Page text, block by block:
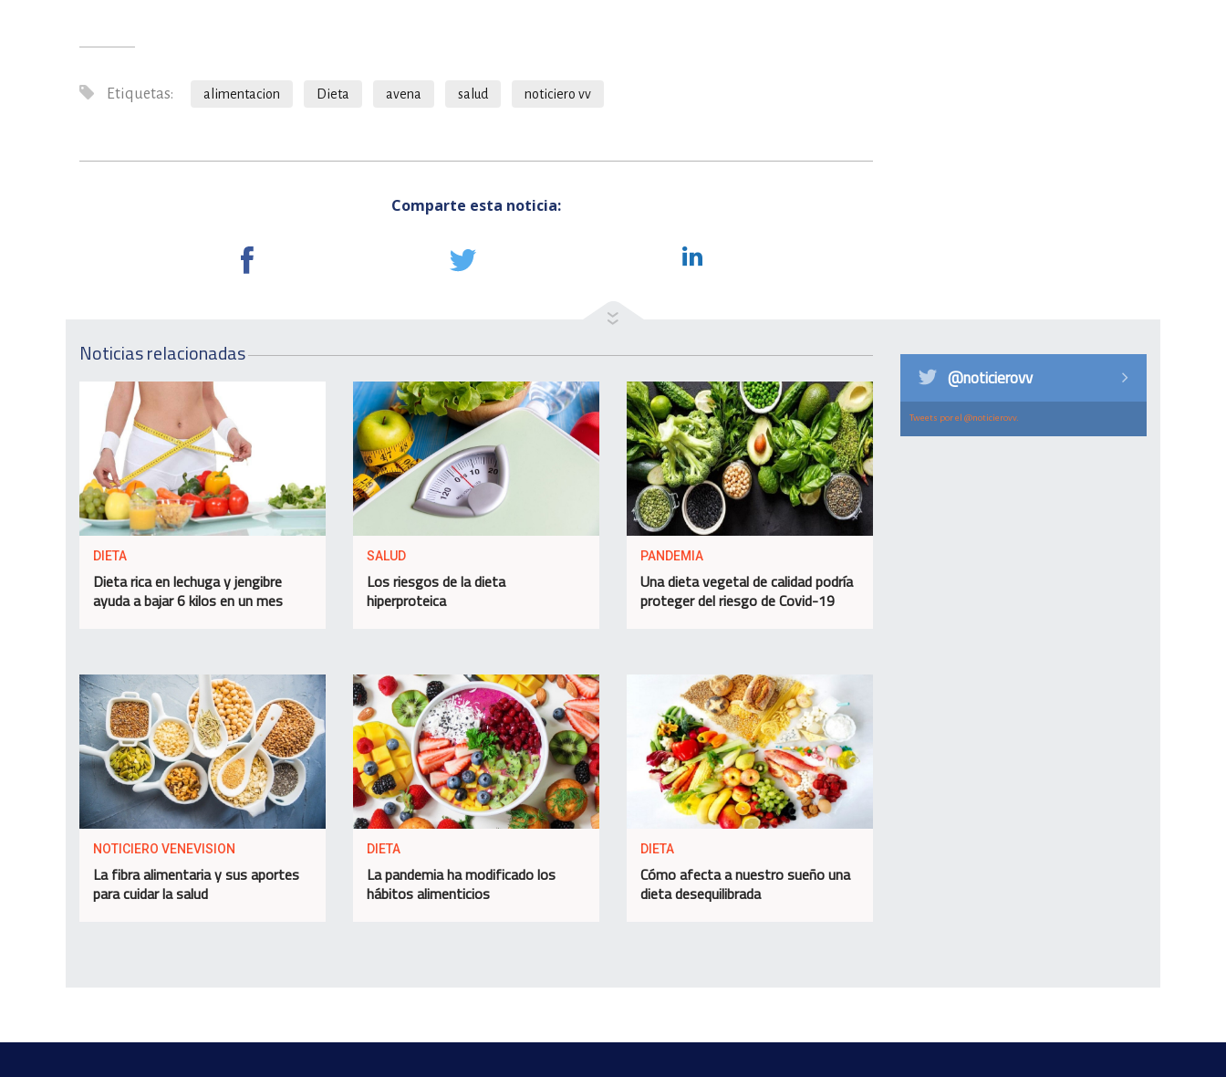
Etiquetas: alimentacion Dieta avena salud noticiero vv
Comparte esta noticia:
Noticias relacionadas
DIETA
Dieta rica en lechuga y jengibre
ayuda a bajar 6 kilos en un mes
SALUD
Los riesgos de la dieta
hiperproteica
PANDEMIA
Una dieta vegetal de calidad podría
proteger del riesgo de Covid-19
NOTICIERO VENEVISION
La fibra alimentaria y sus aportes
para cuidar la salud
DIETA
La pandemia ha modificado los
hábitos alimenticios
DIETA
Cómo afecta a nuestro sueño una
dieta desequilibrada
@noticierovv
Tweets por el @noticierovv.